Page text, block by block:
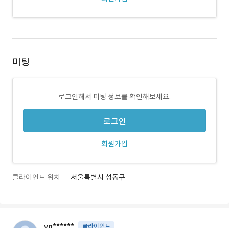
미팅
로그인해서 미팅 정보를 확인해보세요.
로그인
회원가입
클라이언트 위치 서울특별시 성동구
클라이언트